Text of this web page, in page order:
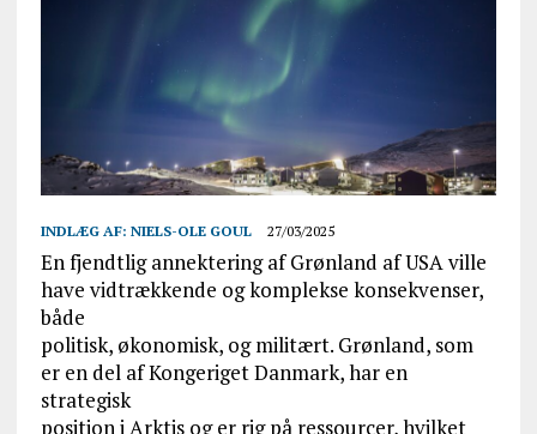
INDLÆG AF: NIELS-OLE GOUL 27/03/2025
En fjendtlig annektering af Grønland af USA ville
have vidtrækkende og komplekse konsekvenser,
både
politisk, økonomisk, og militært. Grønland, som
er en del af Kongeriget Danmark, har en
strategisk
position i Arktis og er rig på ressourcer, hvilket